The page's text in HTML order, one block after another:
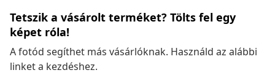
Tetszik a vásárolt terméket? Tölts fel egy
képet róla!
A fotód segíthet más vásárlóknak. Használd az alábbi
linket a kezdéshez.